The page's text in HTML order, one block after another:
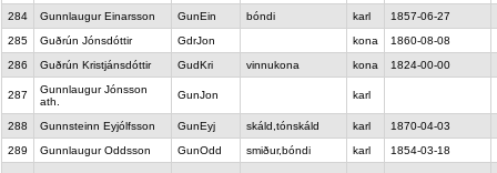
284
Gunnlaugur Einarsson GunEin bóndi karl
1857-06-27
285
Guðrún Jónsdóttir GdrJon kona
1860-08-08
286
Guðrún Kristjánsdóttir GudKri vinnukona kona 1824-00-00
287
Gunnlaugur Jónsson
ath.
GunJon karl
288 Gunnsteinn Eyjólfsson GunEyj skáld,tónskáld karl
1870-04-03
289
Gunnlaugur Oddsson GunOdd smiður,bóndi karl 1854-03-18